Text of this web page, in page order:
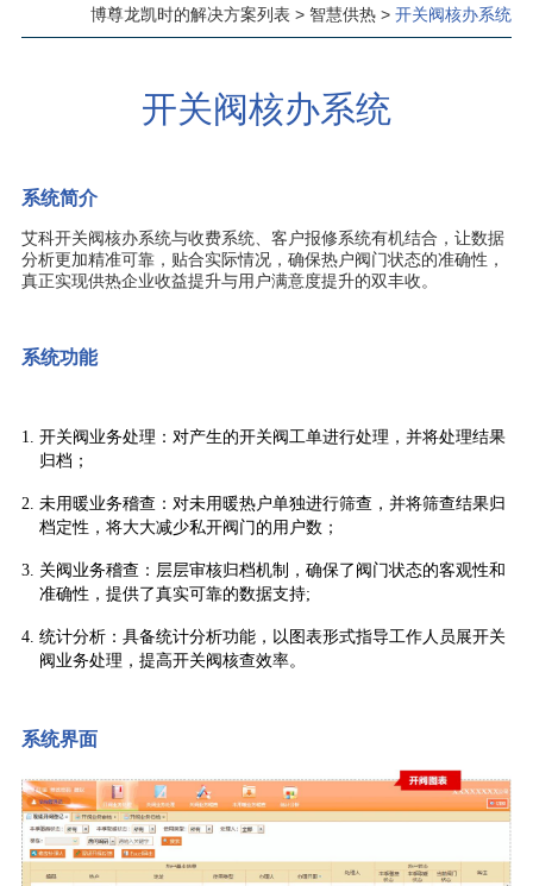
博尊龙凯时的解决方案列表 > 智慧供热 >开关阀核办系统
开关阀核办系统
系统简介
艾科开关阀核办系统与收费系统、客户报修系统有机结合，让数据
分析更加精准可靠，贴合实际情况，确保热户阀门状态的准确性，
真正实现供热企业收益提升与用户满意度提升的双丰收。
系统功能
开关阀业务处理：对产生的开关阀工单进行处理，并将处理结果
归档；
未用暖业务稽查：对未用暖热户单独进行筛查，并将筛查结果归
档定性，将大大减少私开阀门的用户数；
关阀业务稽查：层层审核归档机制，确保了阀门状态的客观性和
准确性，提供了真实可靠的数据支持;
统计分析：具备统计分析功能，以图表形式指导工作人员展开关
阀业务处理，提高开关阀核查效率。
系统界面